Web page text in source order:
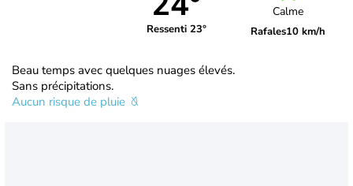
Ressenti 23°
Calme
Rafales10 km/h
Beau temps avec quelques nuages élevés.
Sans précipitations.
Aucun risque de pluie